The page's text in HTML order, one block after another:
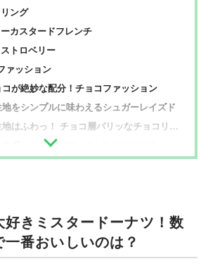
ング
カスタードフレンチ
トロベリー
ァッション
が絶妙な配分！チョコファッション
をシンプルに味わえるシュガーレイズド
はふわっ！ チョコ層パリッなチョコリング
とチョコがマッチしたココナツチョコレート
立て最高！もちっと生地のハニーディップ
ぷり！ しっかり味つけのハムツナ
を味わえる！たまごぎっしりのハムタマゴ
っと！あたため推奨のカスタードクリーム
好きミスタードーナツ！数
番おいしいのは？